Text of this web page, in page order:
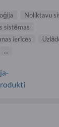
Noliktavu
sistēmas
ierīces
...